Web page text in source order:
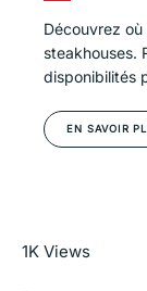
Découvrez
steakhouses.
disponibilités
EN SAVOIR
En savoir plus
1K Views